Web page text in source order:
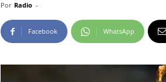
Bosque
Por Radio -
Facebook WhatsApp